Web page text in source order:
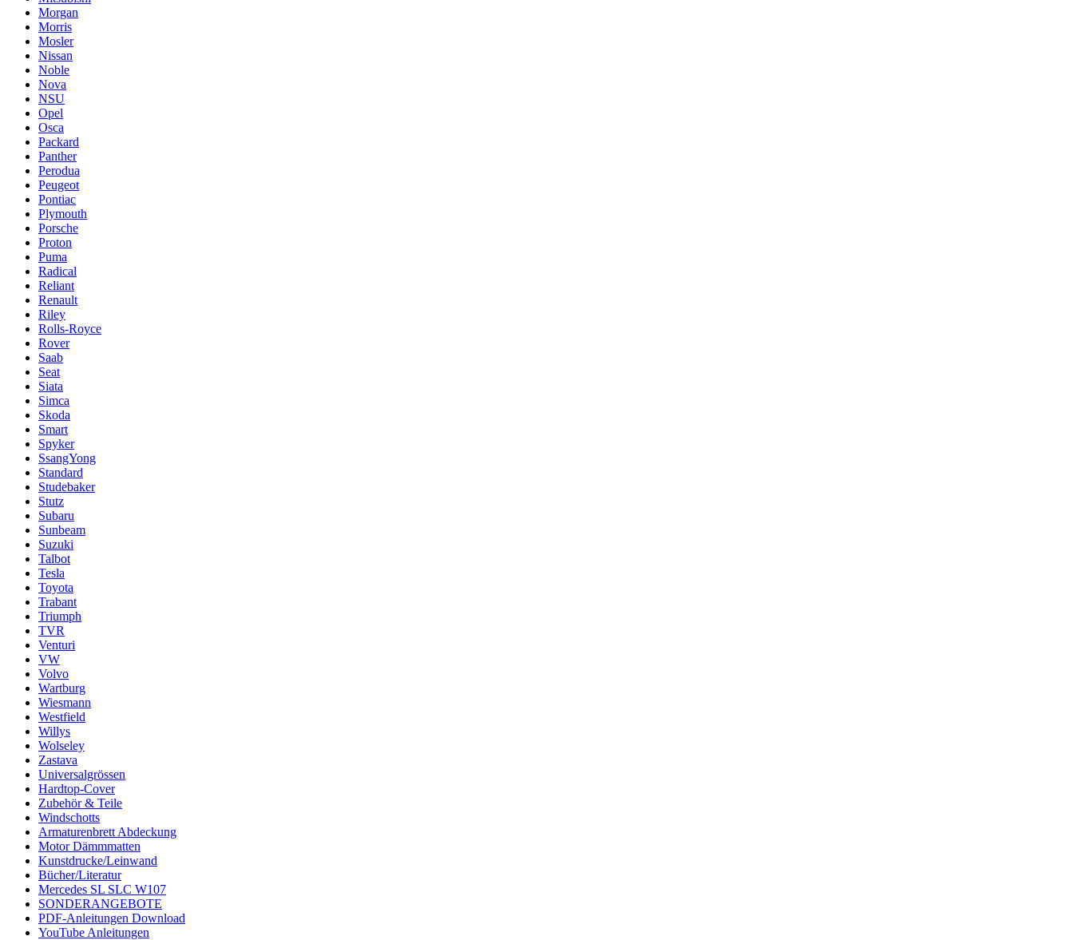
Morgan
Morris
Mosler
Nissan
Noble
Nova
NSU
Opel
Osca
Packard
Panther
Perodua
Peugeot
Pontiac
Plymouth
Porsche
Proton
Puma
Radical
Reliant
Renault
Riley
Rolls-Royce
Rover
Saab
Seat
Siata
Simca
Skoda
Smart
Spyker
SsangYong
Standard
Studebaker
Stutz
Subaru
Sunbeam
Suzuki
Talbot
Tesla
Toyota
Trabant
Triumph
TVR
Venturi
VW
Volvo
Wartburg
Wiesmann
Westfield
Willys
Wolseley
Zastava
Universalgrössen
Hardtop-Cover
Zubehör & Teile
Windschotts
Armaturenbrett Abdeckung
Motor Dämmmatten
Kunstdrucke/Leinwand
Bücher/Literatur
Mercedes SL SLC W107
SONDERANGEBOTE
PDF-Anleitungen Download
YouTube Anleitungen